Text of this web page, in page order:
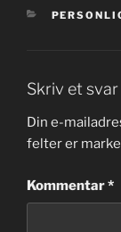
Skriv et svar
Din e-
felter er
Kommentar*